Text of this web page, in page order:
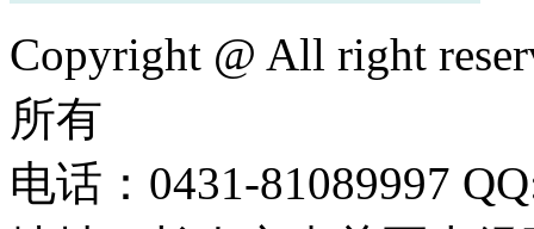
Copyright @ All right
所有
电话：0431-81089997